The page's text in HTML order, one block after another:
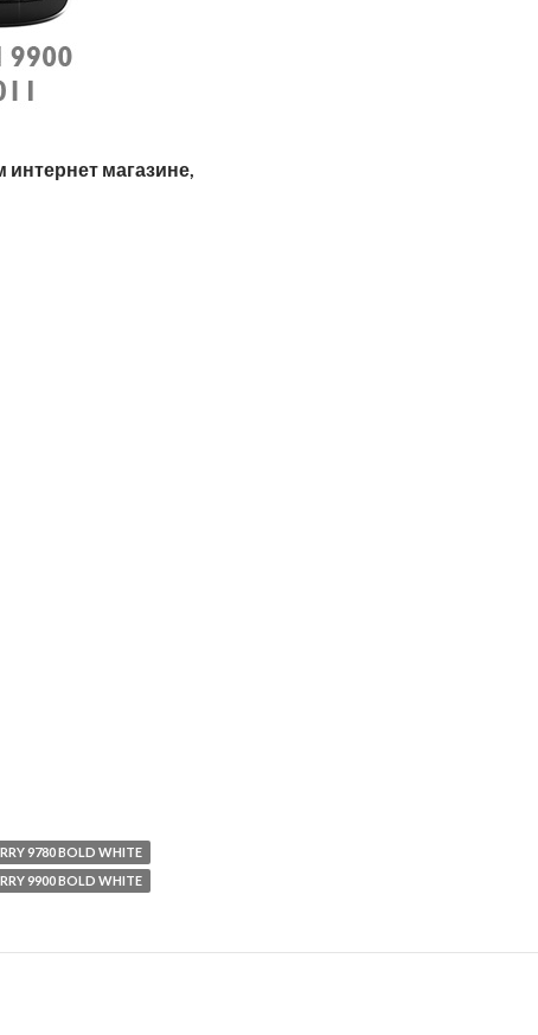
магазине,
9780 BOLD WHITE
9900 BOLD WHITE